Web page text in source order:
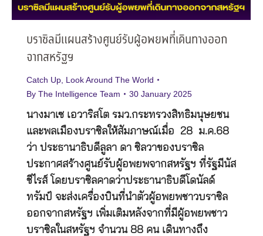
บราซิลมีแผนสร้างศูนย์รับผู้อพยพที่เดินทางออก
จากสหรัฐฯ
Catch Up Look Around The World
By The Intelligence Team 30 January 2025
นางมาเซ เอวาริสโต รมว.กระทรวงสิทธิมนุษยชน
และพลเมืองบราซิลให้สัมภาษณ์เมื่อ 28 ม.ค.68
ว่า ประธานาธิบดีลูลา ดา ซิลวาของบราซิล
ประกาศสร้างศูนย์รับผู้อพยพจากสหรัฐฯ ที่รัฐมีนัส
ชีไรส์ โดยบราซิลคาดว่าประธานาธิบดีโดนัลด์
ทรัมป์ จะส่งเครื่องบินที่นำตัวผู้อพยพชาวบราซิล
ออกจากสหรัฐฯ เพิ่มเติมหลังจากที่มีผู้อพยพชาว
บราซิลในสหรัฐฯ จำนวน 88 คน เดินทางถึง